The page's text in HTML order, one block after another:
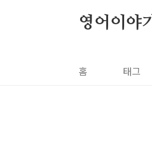
영어이야기
홈 태그